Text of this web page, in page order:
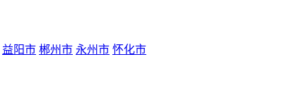
益阳市 郴州市 永州市 怀化市